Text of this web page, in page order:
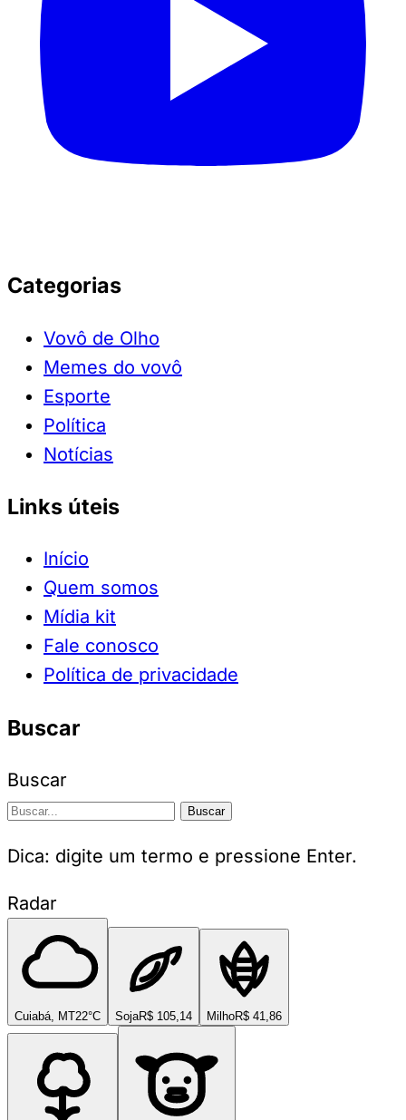
Categorias
Vovô de Olho
Memes do vovô
Esporte
Política
Notícias
Links úteis
Início
Quem somos
Mídia kit
Fale conosco
Política de privacidade
Buscar
Buscar
Buscar
Dica: digite um termo e pressione Enter.
Radar
Cuiabá, MT22°C SojaR$ 105,14 MilhoR$ 41,86